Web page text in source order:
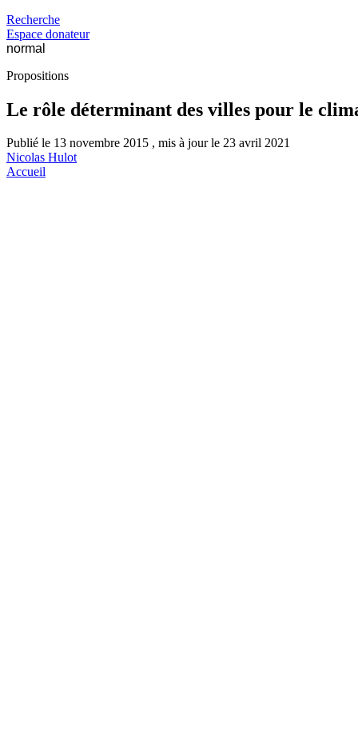
Recherche
Espace donateur
normal
Propositions
Le rôle déterminant des villes pour le
Publié le 13 novembre 2015 , mis à jour le 23 avril 2021
Nicolas Hulot
Accueil